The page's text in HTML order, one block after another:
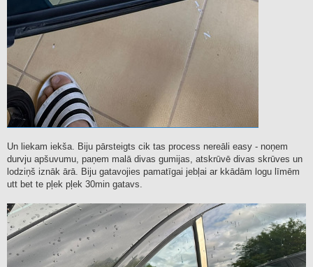
Un liekam iekša. Biju pārsteigts cik tas process nereāli easy - noņem
durvju apšuvumu, paņem malā divas gumijas, atskrūvē divas skrūves un
lodziņš iznāk ārā. Biju gatavojies pamatīgai jebļai ar kkādām logu līmēm
utt bet te pļek pļek 30min gatavs.